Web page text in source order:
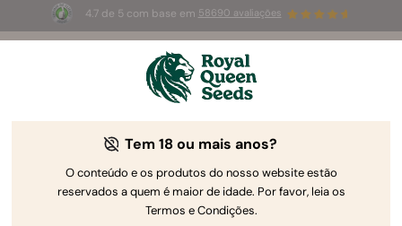
4.7 de 5 com base em 58690 avaliações
3 sementes White Widow Auto
Tem 18 ou mais anos?
O conteúdo e os produtos do nosso website estão
reservados a quem é maior de idade. Por favor, leia os
Termos e Condições.